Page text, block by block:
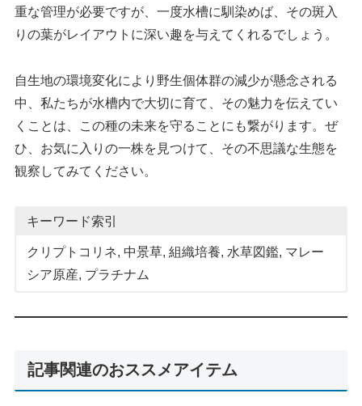
重な管理が必要ですが、一度水槽に馴染めば、その斑入
りの葉がレイアウトに深い趣を与えてくれるでしょう。
自生地の環境変化により野生個体群の減少が懸念される
中、私たちが水槽内で大切に育て、その魅力を伝えてい
くことは、この種の未来を守ることにも繋がります。ぜ
ひ、お気に入りの一株を見つけて、その不思議な生態を
観察してみてください。
キーワード索引
クリプトコリネ, 中景草, 組織培養, 水草図鑑, マレー
シア原産, プラチナム
記事関連のおススメアイテム